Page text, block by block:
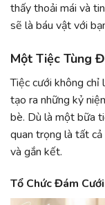
thấy thoải mái và
sẽ là báu vật với
Một Tiệc Tùng
Tiệc cưới không chỉ
tạo ra những kỷ
bè. Dù là một bữa
quan trọng là tất
và gắn kết.
Tổ Chức Đám